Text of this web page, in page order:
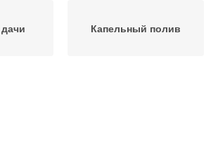
Капельный полив